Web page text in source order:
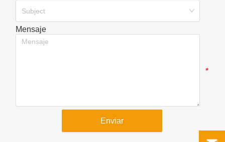
Subject
Mensaje
*
Enviar